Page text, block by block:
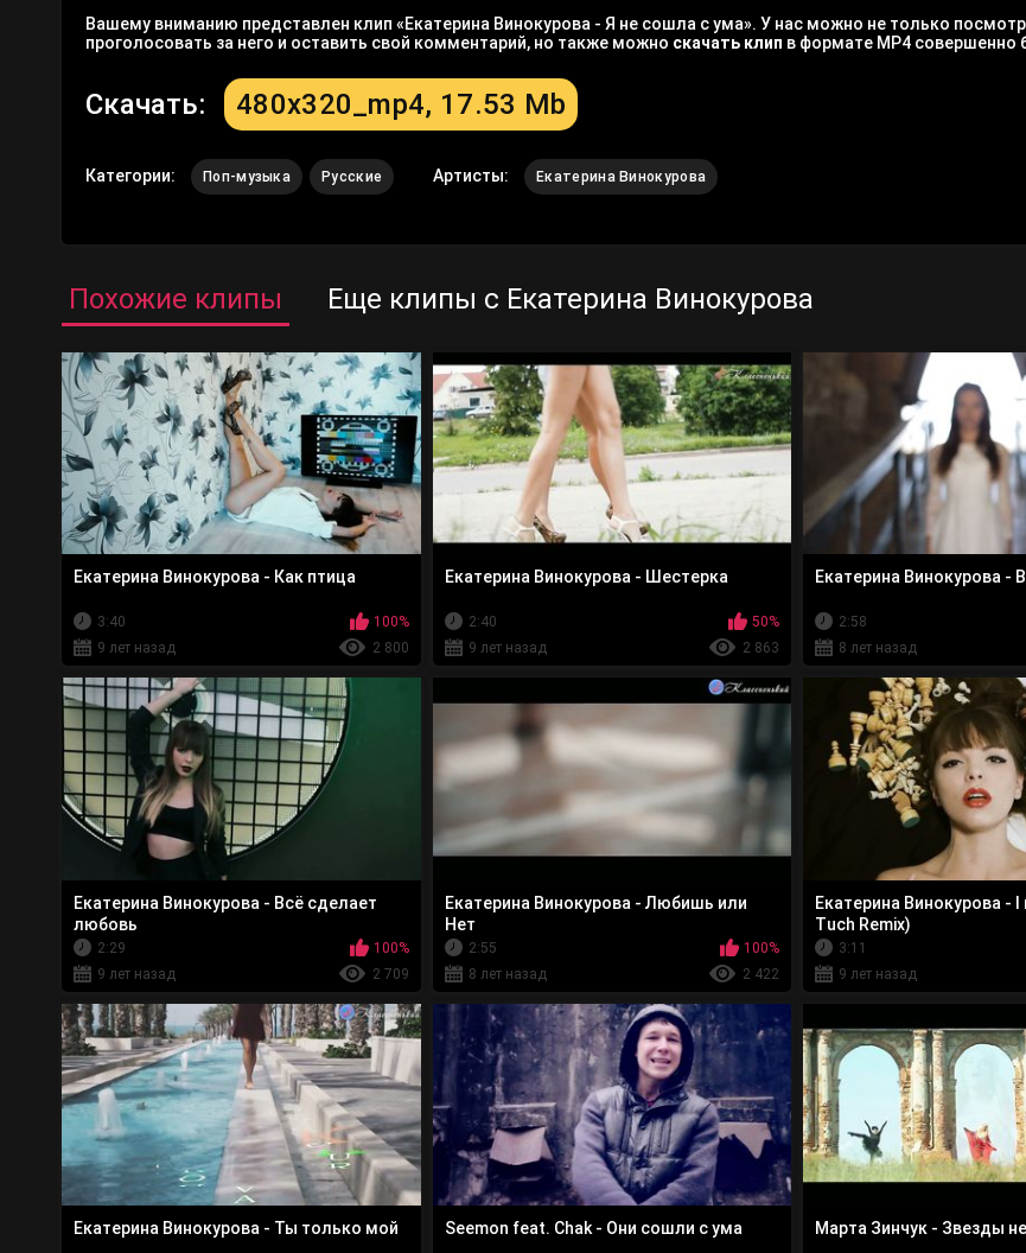
Вашему вниманию представлен клип «Екатерина Винокурова - Я не сошла с ума». У нас можно не только
проголосовать за него и оставить свой комментарий, но также можно скачать клип в формате MP4 совершенно
Скачать: 480x320_mp4, 17.53 Mb
Категории: Поп-музыка Русские Артисты: Екатерина Винокурова
Похожие клипы Еще клипы с Екатерина Винокурова
Екатерина Винокурова - Как птица
3:40
100%
9 лет назад
2 800
Екатерина Винокурова - Шестерка
2:40
50%
9 лет назад
2 863
Екатерина Винокурова -
2:58
8 лет назад
Екатерина Винокурова - Всё сделает
любовь
2:29
100%
9 лет назад
2 709
Екатерина Винокурова - Любишь или
Нет
2:55
100%
8 лет назад
2 422
Екатерина Винокурова - I
Tuch Remix)
3:11
9 лет назад
Екатерина Винокурова - Ты только мой Seemon feat. Chak - Они сошли с ума Марта Зинчук - Звезды